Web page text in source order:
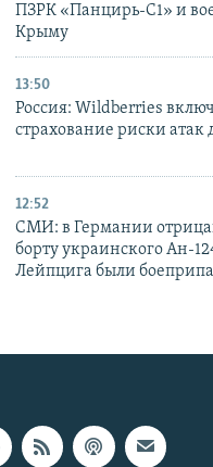
ПЗРК «Панцирь-С1» и
Крыму
13:50
Россия: Wildberries
страхование риски атак
12:52
СМИ: в Германии
борту украинского Ан-
Лейпцига были